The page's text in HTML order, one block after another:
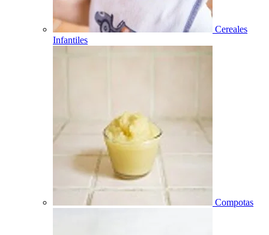
Cereales
Infantiles
Compotas